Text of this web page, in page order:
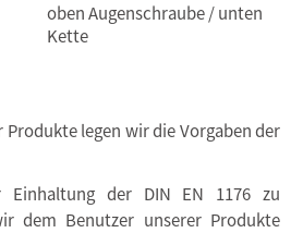
oben Augenschraube / unten
Kette
Produkte legen wir die Vorgaben der
der DIN EN 1176 zu
dem Benutzer unserer Produkte